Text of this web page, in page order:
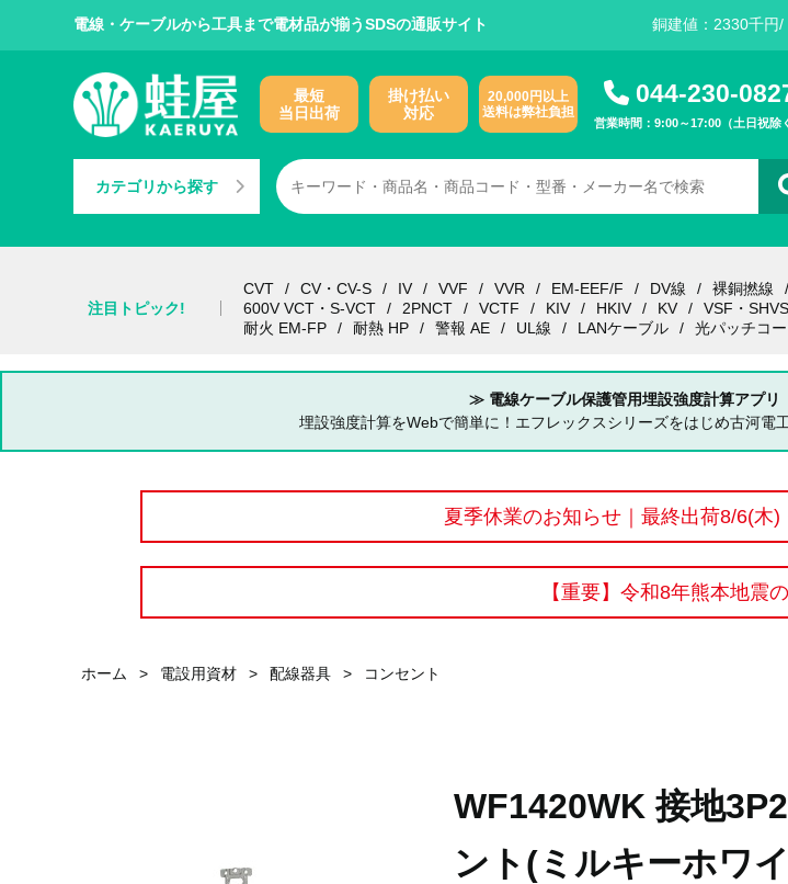
電線・ケーブルから工具まで電材品が揃うSDSの通販サイト 銅建値： 2330千円/
最短
当日出荷
掛け払い
対応
20,000円以上
送料は弊社負担
044-230-
営業時間：9:00～17:00（土日祝除
カテゴリから探す
注目トピック!
CVT CV・CV-S IV VVF VVR EM-EEF/F DV線 裸銅撚線
600V VCT・S-VCT
2PNCT VCTF KIV HKIV KV VSF・
耐火 EM-FP
耐熱 HP 警報 AE UL線 LANケーブル 光パッチコー
≫ 電線ケーブル保護管用埋設強度計算アプ
埋設強度計算をWebで簡単に！エフレックスシリーズをはじめ古河電
夏季休業のお知らせ｜最終出荷8/6(木
【重要】令和8年熊本地震
ホーム > 電設用資材 > 配線器具 > コンセント
WF1420WK 接地
ント(ミルキーホワ